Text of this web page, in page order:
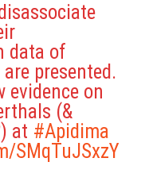
data of
presented.
evidence on
(&
at #Apidima
SMqTuJSxzY